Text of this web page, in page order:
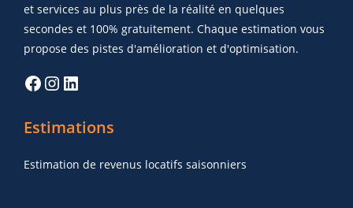
et services au plus près de la réalité en quelques
secondes et 100% gratuitement. Chaque estimation vous
propose des pistes d'amélioration et d'optimisation.
Estimations
Estimation de revenus locatifs saisonniers